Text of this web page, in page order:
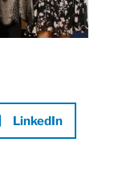
LinkedIn